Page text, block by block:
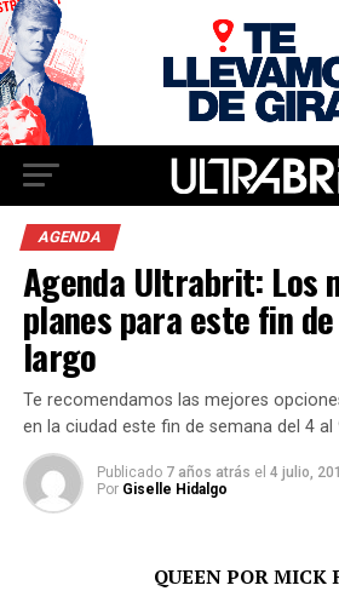
AGENDA
Agenda Ultrabrit: Los
planes para este fin
largo
Te recomendamos las mejores
en la ciudad este fin de semana del 4 al
Publicado 7 años atrás el 4 julio,
Por Giselle Hidalgo
QUEEN POR MICK